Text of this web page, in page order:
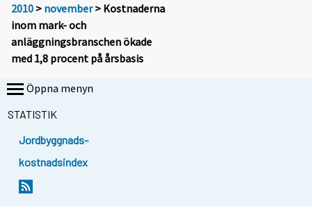
2010 > november> Kostnaderna
inom mark- och
anläggningsbranschen ökade
med 1,8 procent på årsbasis
Öppna menyn
STATISTIK
Jordbyggnads-
kostnadsindex